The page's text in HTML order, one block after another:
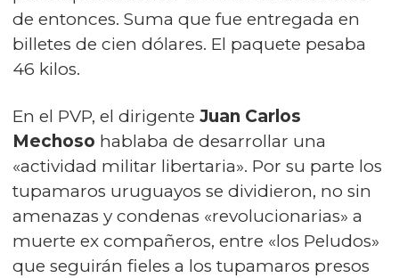
de entonces. Suma que fue entregada en
billetes de cien dólares. El paquete pesaba
46 kilos.
En el PVP, el dirigente Juan Carlos
Mechoso hablaba de desarrollar una
«actividad militar libertaria». Por su parte los
tupamaros uruguayos se dividieron, no sin
amenazas y condenas «revolucionarias» a
muerte ex compañeros, entre «los Peludos»
que seguirán fieles a los tupamaros presos